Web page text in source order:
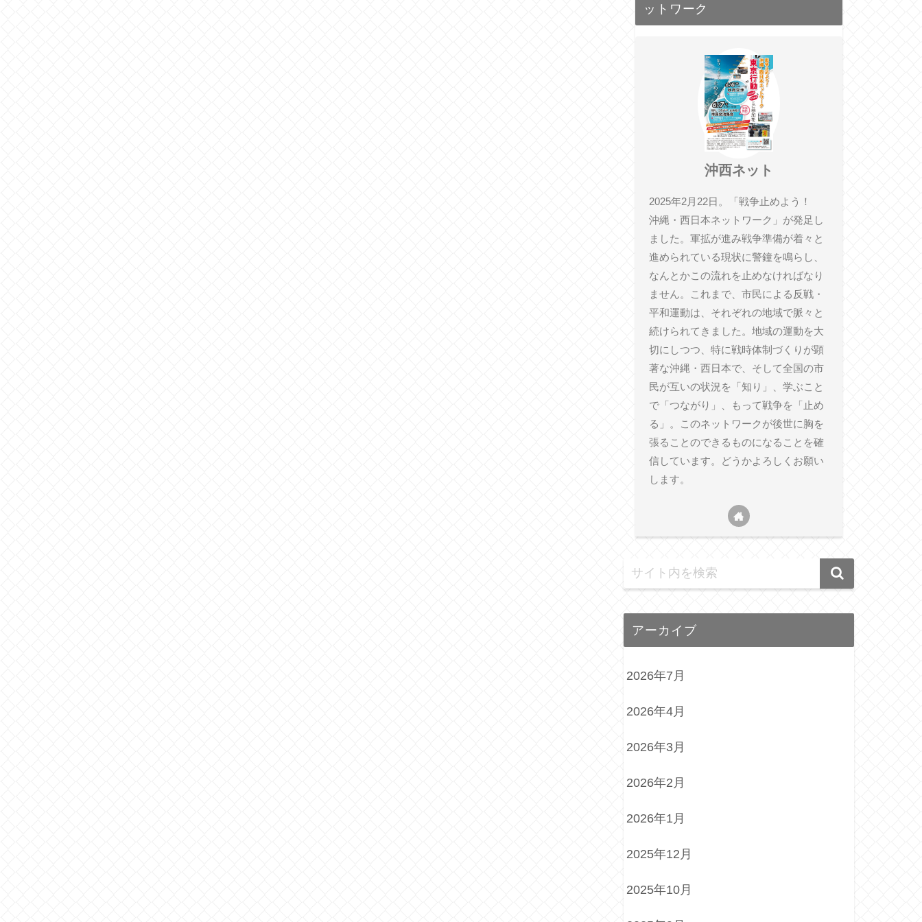
ットワーク
沖西ネット
2025年2月22日。「戦争止めよう！
沖縄・西日本ネットワーク」が発足し
ました。軍拡が進み戦争準備が着々と
進められている現状に警鐘を鳴らし、
なんとかこの流れを止めなければなり
ません。これまで、市民による反戦・
平和運動は、それぞれの地域で脈々と
続けられてきました。地域の運動を大
切にしつつ、特に戦時体制づくりが顕
著な沖縄・西日本で、そして全国の市
民が互いの状況を「知り」、学ぶこと
で「つながり」、もって戦争を「止め
る」。このネットワークが後世に胸を
張ることのできるものになることを確
信しています。どうかよろしくお願い
します。
アーカイブ
2026年7月
2026年4月
2026年3月
2026年2月
2026年1月
2025年12月
2025年10月